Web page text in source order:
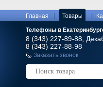
Главная Товары
Телефоны в
8 (343) 227-89-88,
8 (343) 227-88-98
Заказать звонок